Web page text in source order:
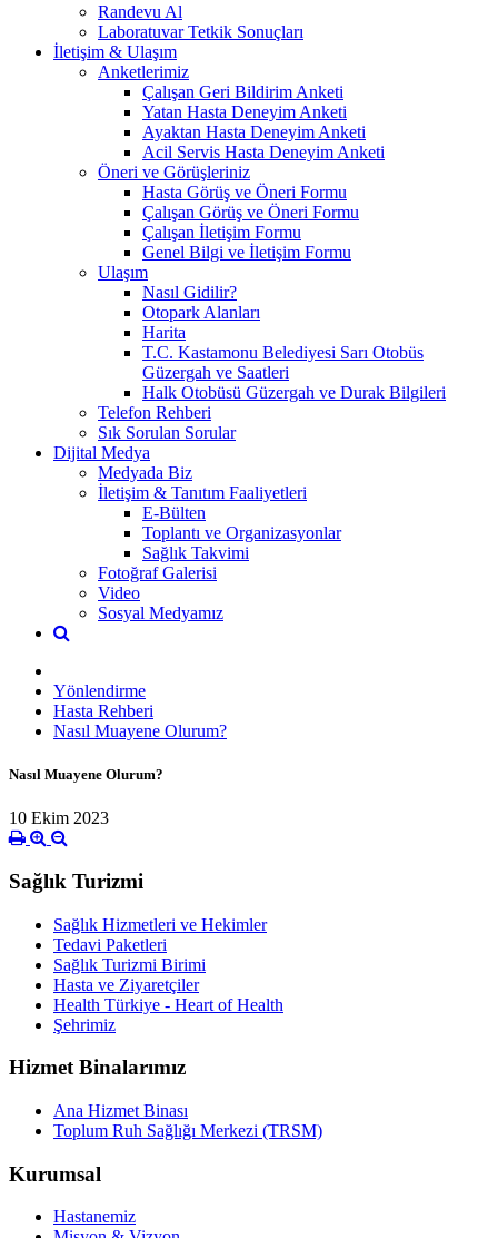
Randevu Al
Laboratuvar Tetkik Sonuçları
İletişim & Ulaşım
Anketlerimiz
Çalışan Geri Bildirim Anketi
Yatan Hasta Deneyim Anketi
Ayaktan Hasta Deneyim Anketi
Acil Servis Hasta Deneyim Anketi
Öneri ve Görüşleriniz
Hasta Görüş ve Öneri Formu
Çalışan Görüş ve Öneri Formu
Çalışan İletişim Formu
Genel Bilgi ve İletişim Formu
Ulaşım
Nasıl Gidilir?
Otopark Alanları
Harita
T.C. Kastamonu Belediyesi Sarı Otobüs
Güzergah ve Saatleri
Halk Otobüsü Güzergah ve Durak Bilgileri
Telefon Rehberi
Sık Sorulan Sorular
Dijital Medya
Medyada Biz
İletişim & Tanıtım Faaliyetleri
E-Bülten
Toplantı ve Organizasyonlar
Sağlık Takvimi
Fotoğraf Galerisi
Video
Sosyal Medyamız
Yönlendirme
Hasta Rehberi
Nasıl Muayene Olurum?
Nasıl Muayene Olurum?
10 Ekim 2023
Sağlık Turizmi
Sağlık Hizmetleri ve Hekimler
Tedavi Paketleri
Sağlık Turizmi Birimi
Hasta ve Ziyaretçiler
Health Türkiye - Heart of Health
Şehrimiz
Hizmet Binalarımız
Ana Hizmet Binası
Toplum Ruh Sağlığı Merkezi (TRSM)
Kurumsal
Hastanemiz